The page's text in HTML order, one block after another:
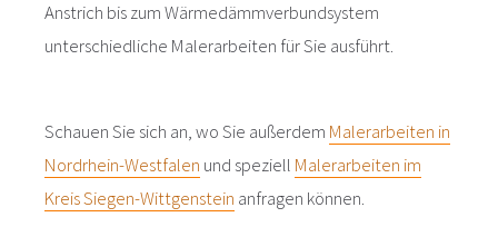
Anstrich bis zum Wärmedämmverbundsystem
unterschiedliche Malerarbeiten für Sie ausführt.
Schauen Sie sich an, wo Sie außerdem Malerarbeiten in
Nordrhein-Westfalen und speziell Malerarbeiten im
Kreis Siegen-Wittgenstein anfragen können.